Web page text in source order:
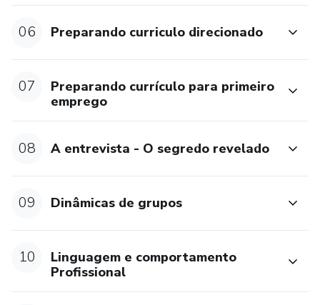
Gostou do conteúdo? Com certeza vai mudar sua vida, não
transformações.
06 Preparando curriculo direcionado
07
Preparando currículo para primeiro
emprego
08 A entrevista - O segredo revelado
09 Dinâmicas de grupos
10
Linguagem e comportamento
Profissional